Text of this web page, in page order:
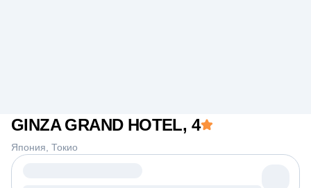
GINZA GRAND HOTEL, 4
Япония Токио